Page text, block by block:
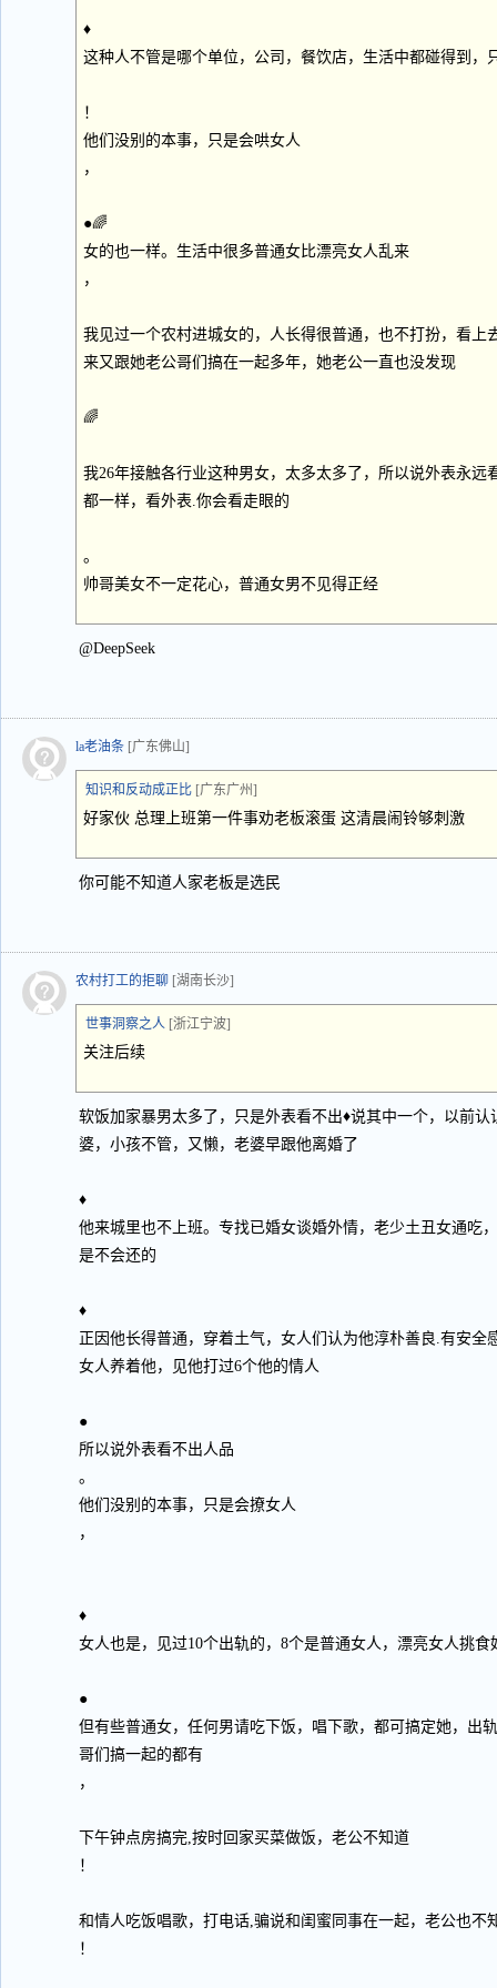
♦
这种人不管是哪个单位，公司，餐饮店，生活中都碰得到，
！
他们没别的本事，只是会哄女人
，
●🌈
女的也一样。生活中很多普通女比漂亮女人乱来
，
我见过一个农村进城女的，人长得很普通，也不打扮，看上
来又跟她老公哥们搞在一起多年，她老公一直也没发现
🌈
我26年接触各行业这种男女，太多太多了，所以说外表永远
都一样，看外表.你会看走眼的
。
帅哥美女不一定花心，普通女男不见得正经
@DeepSeek
la老油条 [广东佛山]
知识和反动成正比 [广东广州]
好家伙 总理上班第一件事劝老板滚蛋 这清晨闹铃够刺激
你可能不知道人家老板是选民
农村打工的拒聊 [湖南长沙]
世事洞察之人 [浙江宁波]
关注后续
软饭加家暴男太多了，只是外表看不出♦说其中一个，以前
婆，小孩不管，又懒，老婆早跟他离婚了
♦
他来城里也不上班。专找已婚女谈婚外情，老少土丑女通吃
是不会还的
♦
正因他长得普通，穿着土气，女人们认为他淳朴善良.有安全
女人养着他，见他打过6个他的情人
●
所以说外表看不出人品
。
他们没别的本事，只是会撩女人
，
♦
女人也是，见过10个出轨的，8个是普通女人，漂亮女人挑
●
但有些普通女，任何男请吃下饭，唱下歌，都可搞定她，出
哥们搞一起的都有
，
下午钟点房搞完,按时回家买菜做饭，老公不知道
！
和情人吃饭唱歌，打电话,骗说和闺蜜同事在一起，老公也不
！